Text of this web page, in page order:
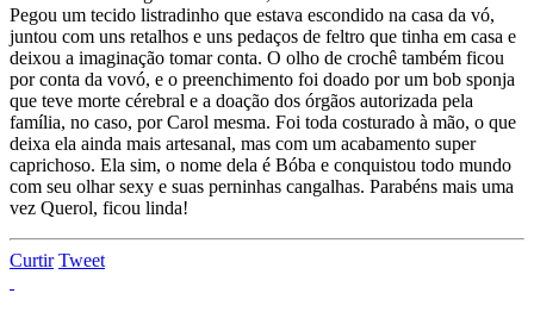
Pegou um tecido listradinho que estava escondido na casa da vó,
juntou com uns retalhos e uns pedaços de feltro que tinha em casa e
deixou a imaginação tomar conta. O olho de crochê também ficou
por conta da vovó, e o preenchimento foi doado por um bob sponja
que teve morte cérebral e a doação dos órgãos autorizada pela
família, no caso, por Carol mesma. Foi toda costurado à mão, o que
deixa ela ainda mais artesanal, mas com um acabamento super
caprichoso. Ela sim, o nome dela é Bóba e conquistou todo mundo
com seu olhar sexy e suas perninhas cangalhas. Parabéns mais uma
vez Querol, ficou linda!
Curtir Tweet